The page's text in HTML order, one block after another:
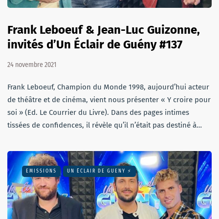
Frank Leboeuf & Jean-Luc Guizonne,
invités d’Un Éclair de Guény #137
24 novembre 2021
Frank Leboeuf, Champion du Monde 1998, aujourd’hui acteur
de théâtre et de cinéma, vient nous présenter « Y croire pour
soi » (Ed. Le Courrier du Livre). Dans des pages intimes
tissées de confidences, il révèle qu’il n’était pas destiné à…
EMISSIONS UN ÉCLAIR DE GUENY ⚡️